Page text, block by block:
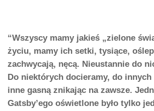
“Wszyscy mamy jakieś „zielone
życiu, mamy ich setki, tysiące,
zachwycają, nęcą. Nieustannie do
Do niektórych docieramy, do innych
inne gasną znikając na zawsze.
Gatsby’ego oświetlone było tylko